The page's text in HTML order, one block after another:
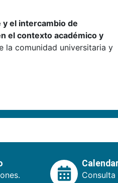
y el intercambio de
el contexto académico y
la comunidad universitaria y
Consulta